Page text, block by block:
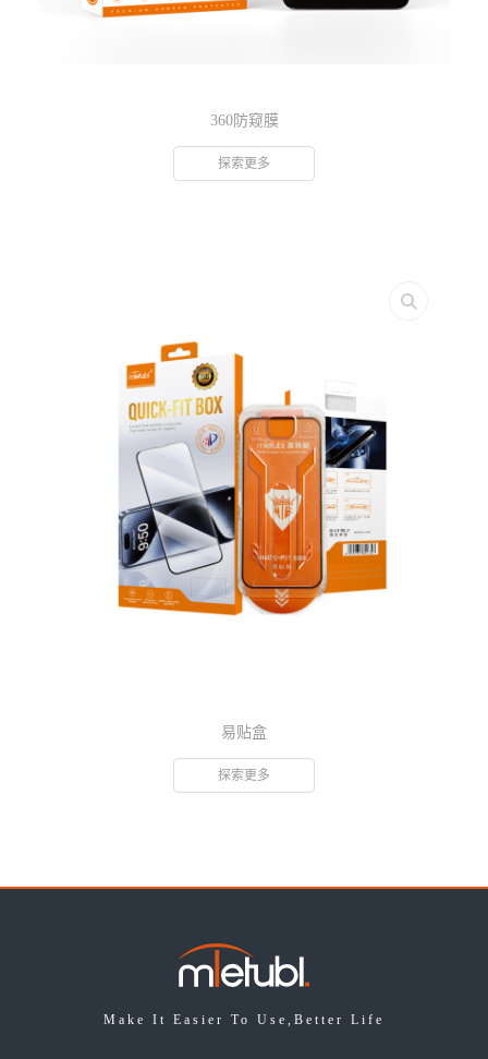
360防窥膜
探索更多
易贴盒
探索更多
Make It Easier To Use,Better Life